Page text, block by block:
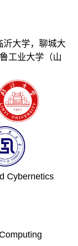
沂大学，聊城大
工业大学（山
Cybernetics